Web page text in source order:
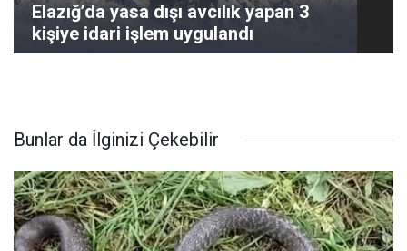
Elazığ’da yasa dışı avcılık yapan 3
kişiye idari işlem uygulandı
Bunlar da İlginizi Çekebilir